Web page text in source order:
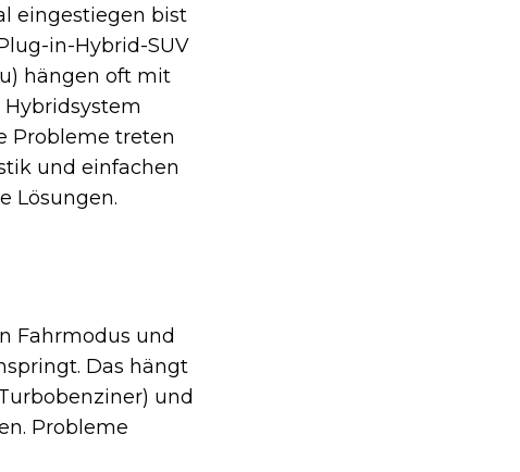
eingestiegen bist
in-Hybrid-SUV
hängen oft mit
Probleme treten
und einfachen
Lösungen.
Fahrmodus und
Das hängt
und
Probleme